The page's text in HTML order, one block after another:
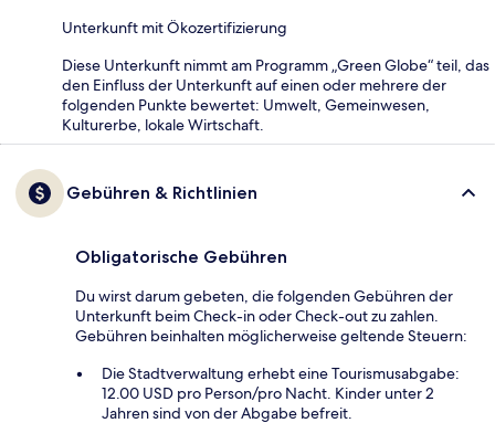
Unterkunft mit Ökozertifizierung
Diese Unterkunft nimmt am Programm „Green Globe“ teil, das
den Einfluss der Unterkunft auf einen oder mehrere der
folgenden Punkte bewertet: Umwelt, Gemeinwesen,
Kulturerbe, lokale Wirtschaft.
Gebühren & Richtlinien
Obligatorische Gebühren
Du wirst darum gebeten, die folgenden Gebühren der
Unterkunft beim Check-in oder Check-out zu zahlen.
Gebühren beinhalten möglicherweise geltende Steuern:
Die Stadtverwaltung erhebt eine Tourismusabgabe:
12.00 USD pro Person/pro Nacht. Kinder unter 2
Jahren sind von der Abgabe befreit.